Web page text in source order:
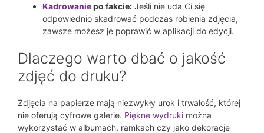
Kadrowaniepo fakcie: Jeśli nie uda Ci się
odpowiednio skadrować podczas robienia zdjęcia,
zawsze możesz je poprawić w aplikacji do edycji.
Dlaczego warto dbać o jakość
zdjęć do druku?
Zdjęcia na papierze mają niezwykły urok i trwałość, której
nie oferują cyfrowe galerie. Piękne wydruki można
wykorzystać w albumach, ramkach czy jako dekoracje